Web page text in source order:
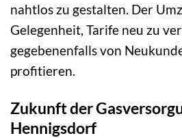
nahtlos zu gestalten. Der
Gelegenheit, Tarife neu zu
gegebenenfalls von
profitieren.
Zukunft der
Hennigsdorf